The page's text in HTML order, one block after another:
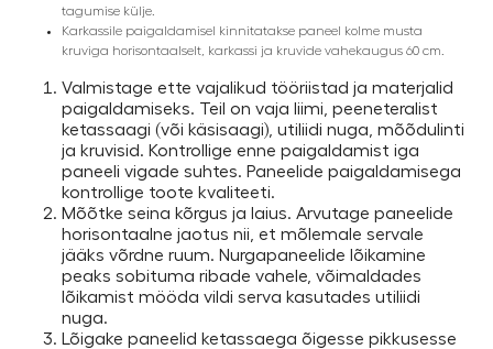
tagumise külje.
Karkassile paigaldamisel kinnitatakse paneel kolme musta
kruviga horisontaalselt, karkassi ja kruvide vahekaugus 60 cm.
Valmistage ette vajalikud tööriistad ja materjalid
paigaldamiseks. Teil on vaja liimi, peeneteralist
ketassaagi (või käsisaagi), utiliidi nuga, mõõdulinti
ja kruvisid. Kontrollige enne paigaldamist iga
paneeli vigade suhtes. Paneelide paigaldamisega
kontrollige toote kvaliteeti.
Mõõtke seina kõrgus ja laius. Arvutage paneelide
horisontaalne jaotus nii, et mõlemale servale
jääks võrdne ruum. Nurgapaneelide lõikamine
peaks sobituma ribade vahele, võimaldades
lõikamist mööda vildi serva kasutades utiliidi
nuga.
Lõigake paneelid ketassaega õigesse pikkusesse